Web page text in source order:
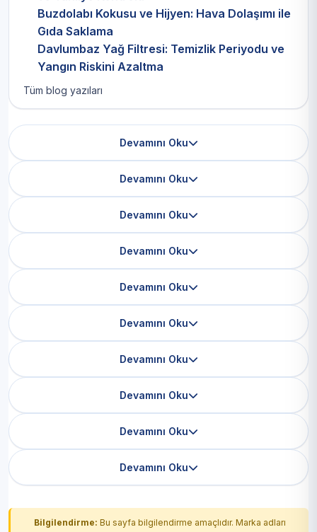
Buzdolabı Kokusu ve Hijyen: Hava Dolaşımı ile
Gıda Saklama
Davlumbaz Yağ Filtresi: Temizlik Periyodu ve
Yangın Riskini Azaltma
Tüm blog yazıları
Devamını Oku
Devamını Oku
Devamını Oku
Devamını Oku
Devamını Oku
Devamını Oku
Devamını Oku
Devamını Oku
Devamını Oku
Devamını Oku
Bilgilendirme: Bu sayfa bilgilendirme amaçlıdır. Marka adları